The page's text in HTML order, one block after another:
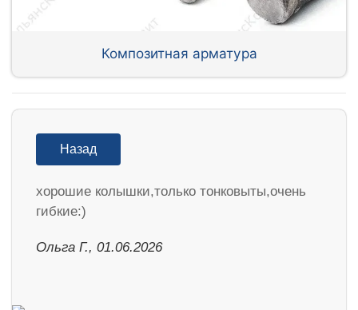
Композитная арматура
Назад
хорошие колышки,только тонковыты,очень
гибкие:)
Ольга Г., 01.06.2026